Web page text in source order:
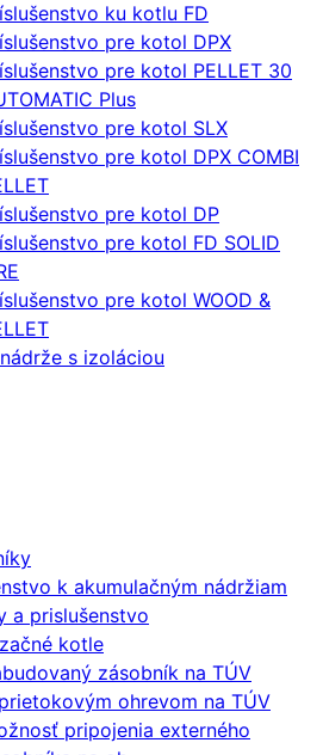
ku kotlu FD
pre kotol DPX
pre kotol PELLET 30
Plus
pre kotol SLX
pre kotol DPX COMBI
pre kotol DP
pre kotol FD SOLID
pre kotol WOOD &
s izoláciou
k akumulačným nádržiam
a prislušenstvo
kotle
zásobník na TÚV
ohrevom na TÚV
pripojenia externého